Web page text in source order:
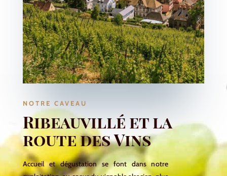
NOTRE CAVEAU
Ribeauvillé et la
route des Vins
Accueil et dégustation se font dans notre